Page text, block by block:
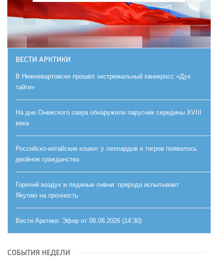
ВЕСТИ АРКТИКИ
В Нижневартовске прошёл экстремальный каникросс «Дух
тайги»
На дне Онежского озера обнаружили парусник середины XVIII
века
Российско-китайские кошки: у леопардов и тигров появилось
двойное гражданство
Горячий воздух и ледяные ливни: природа испытывает
Якутию на прочность
Вести Арктики. Эфир от 08.08.2026 (14:30)
СОБЫТИЯ НЕДЕЛИ